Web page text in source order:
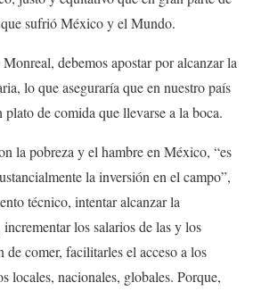
sufrió México y el Mundo.
debemos apostar por alcanzar la
lo que aseguraría que en nuestro país
plato de comida que llevarse a la boca.
la pobreza y el hambre en México, “es
la inversión en el campo”,
técnico, intentar alcanzar la
los salarios de las y los
de comer, facilitarles el acceso a los
locales, nacionales, globales. Porque,